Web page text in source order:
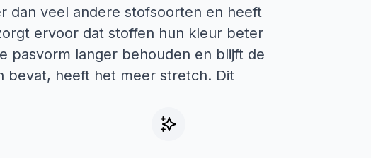
dan veel andere stofsoorten en heeft
ervoor dat stoffen hun kleur beter
pasvorm langer behouden en blijft de
bevat, heeft het meer stretch. Dit